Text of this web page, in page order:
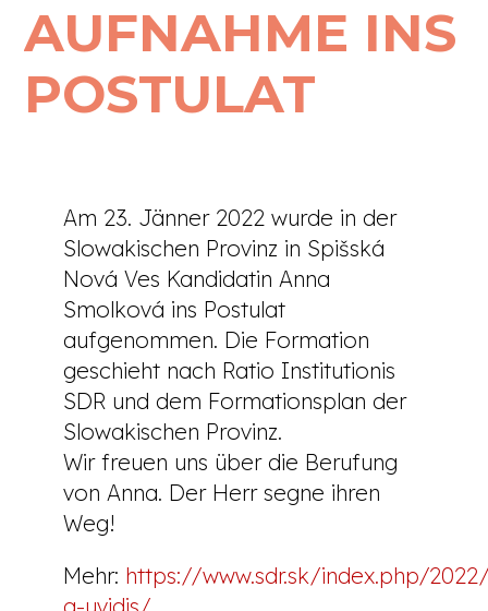
AUFNAHME INS
POSTULAT
Am 23. Jänner 2022 wurde in der
Slowakischen Provinz in Spišská
Nová Ves Kandidatin Anna
Smolková ins Postulat
aufgenommen. Die Formation
geschieht nach Ratio Institutionis
SDR und dem Formationsplan der
Slowakischen Provinz.
Wir freuen uns über die Berufung
von Anna. Der Herr segne ihren
Weg!
Mehr: https://www.sdr.sk/index.php/